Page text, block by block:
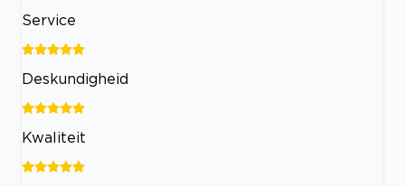
Service
Deskundigheid
Kwaliteit